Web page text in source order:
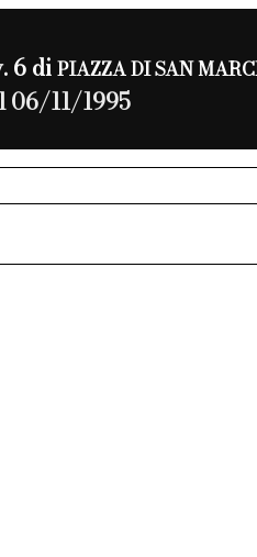
6 diPIAZZA DI SAN
06/11/1995